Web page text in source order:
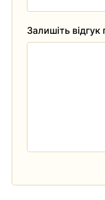
Залишіть